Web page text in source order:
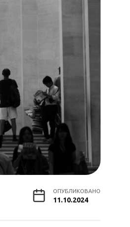
ОПУБЛИКОВАНО
11.10.2024